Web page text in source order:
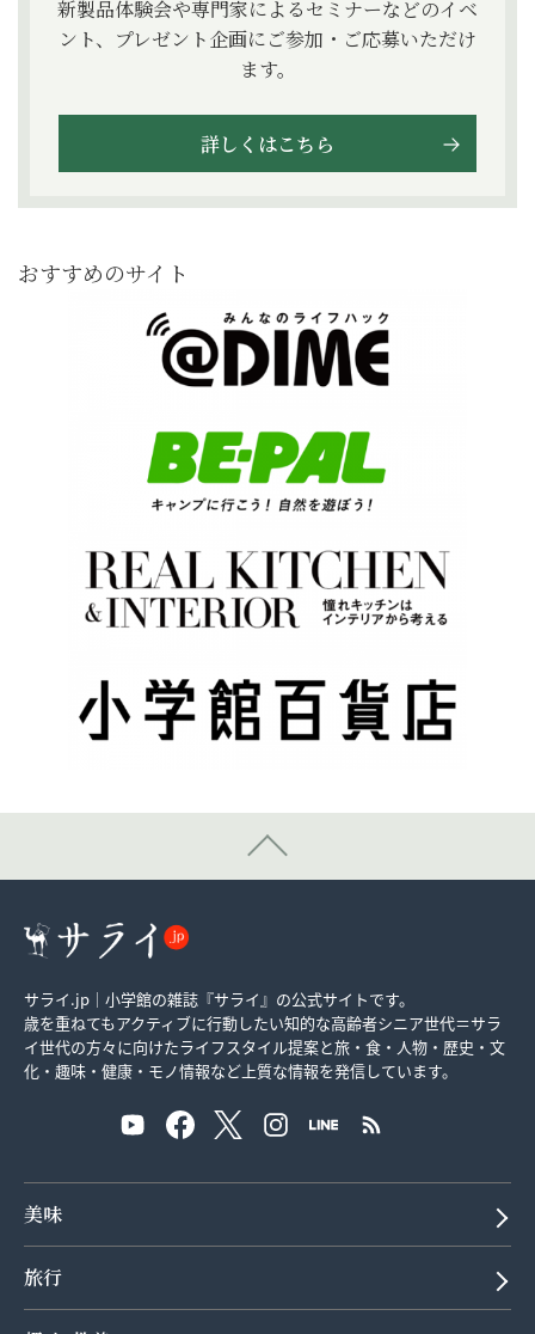
新製品体験会や専門家によるセミナーなどのイベ
ント、プレゼント企画にご参加・ご応募いただけ
ます。
詳しくはこちら
おすすめのサイト
サライ.jp｜小学館の雑誌『サライ』の公式サイトです。
歳を重ねてもアクティブに行動したい知的な高齢者シニア世代＝サラ
イ世代の方々に向けたライフスタイル提案と旅・食・人物・歴史・文
化・趣味・健康・モノ情報など上質な情報を発信しています。
美味
旅行